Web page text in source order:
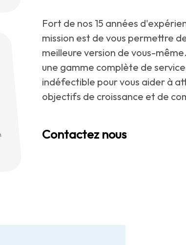
Fort de nos 15 années
mission est de vous permettre
meilleure version de vous-
une gamme complète de
indéfectible pour vous aider à
objectifs de croissance et de
Contactez nous